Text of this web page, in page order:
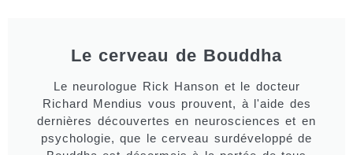
Le cerveau de Bouddha
Le neurologue Rick Hanson et le docteur
Richard Mendius vous prouvent, à l'aide des
dernières découvertes en neurosciences et en
psychologie, que le cerveau surdéveloppé de